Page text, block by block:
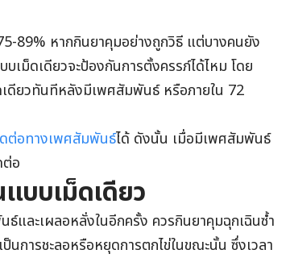
89% หากกินยาคุมอย่างถูกวิธี แต่บางคนยัง
เม็ดเดียวจะป้องกันการตั้งครรภ์ได้ไหม โดย
ดียวทันทีหลังมีเพศสัมพันธ์ หรือภายใน 72
ต่อทางเพศสัมพันธ์ได้ ดังนั้น เมื่อมีเพศสัมพันธ์
อ
บบเม็ดเดียว
และเผลอหลั่งในอีกครั้ง ควรกินยาคุมฉุกเฉินซ้ำ
การชะลอหรือหยุดการตกไข่ในขณะนั้น ซึ่งเวลา